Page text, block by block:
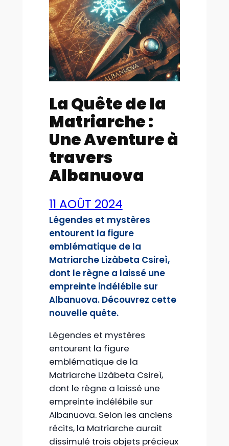
La Quête de la
Matriarche :
Une Aventure à
travers
Albanuova
11 AOÛT 2024
Légendes et mystères
entourent la figure
emblématique de la
Matriarche Lizàbeta Csireì,
dont le règne a laissé une
empreinte indélébile sur
Albanuova. Découvrez cette
nouvelle quête.
Légendes et mystères
entourent la figure
emblématique de la
Matriarche Lizàbeta Csireì,
dont le règne a laissé une
empreinte indélébile sur
Albanuova. Selon les anciens
récits, la Matriarche aurait
dissimulé trois objets précieux